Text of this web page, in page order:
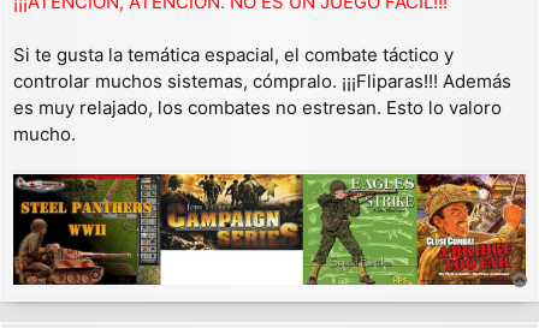
n
a
j
e
Si te gusta la temática espacial, el combate táctico y
controlar muchos sistemas, cómpralo. ¡¡¡Fliparas!!! Además
es muy relajado, los combates no estresan. Esto lo valoro
mucho.
r
r